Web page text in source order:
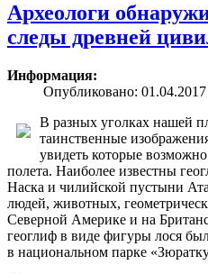
Археологи
следы древней
Информация:
Опубликовано:
В разных уголках нашей
таинственные
увидеть которые
полета. Наиболее известны
Наска и чилийской пустыни
людей, животных,
Северной Америке и на
геоглиф в виде фигуры лося
в национальном парке